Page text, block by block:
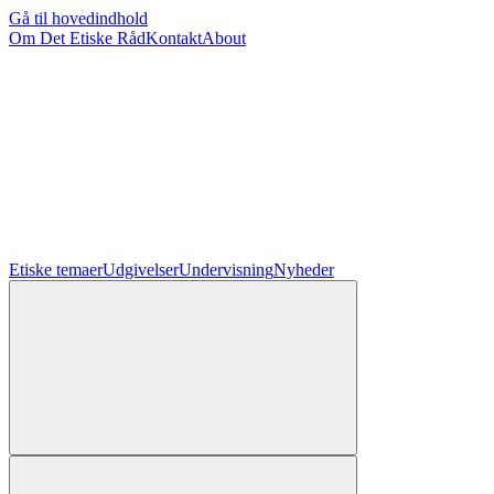
Gå til hovedindhold
Om Det Etiske RådKontaktAbout
Etiske temaerUdgivelserUndervisningNyheder